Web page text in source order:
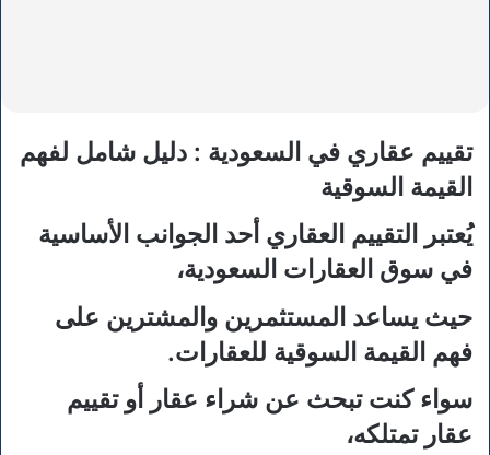
تقييم عقاري في السعودية : دليل شامل لفهم
القيمة السوقية
يُعتبر التقييم العقاري أحد الجوانب الأساسية
في سوق العقارات السعودية،
حيث يساعد المستثمرين والمشترين على
فهم القيمة السوقية للعقارات.
سواء كنت تبحث عن شراء عقار أو تقييم
عقار تمتلكه،